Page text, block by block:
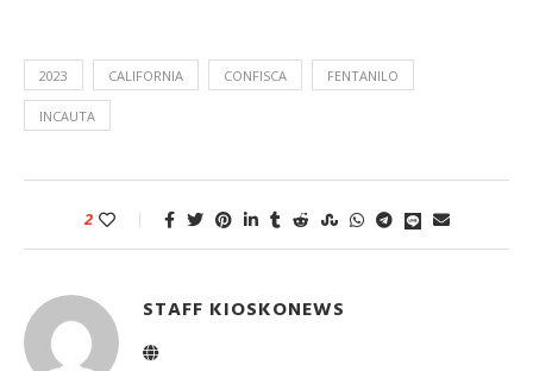
2023 CALIFORNIA CONFISCA FENTANILO
INCAUTA
2
STAFF KIOSKONEWS